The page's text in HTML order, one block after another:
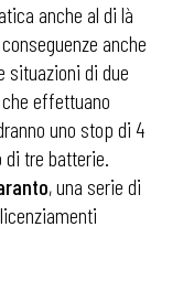
anche al di là
anche
situazioni di due
che effettuano
uno stop di 4
tre batterie.
, una serie di